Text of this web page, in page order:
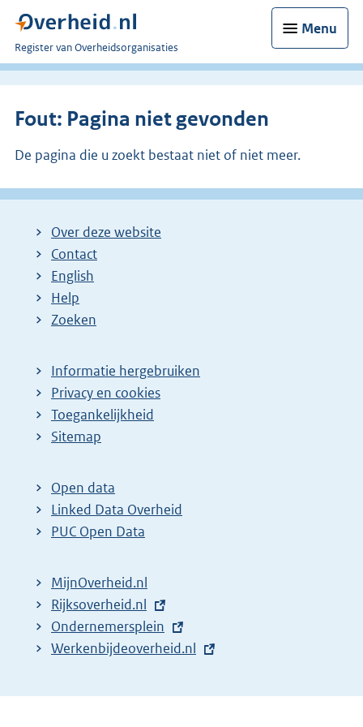
Menu
U
bent
Register van Overheidsorganisaties
Fout: Pagina niet gevonden
De pagina die u zoekt bestaat niet of niet meer.
Over deze website
Contact
English
Help
Zoeken
Informatie hergebruiken
Privacy en cookies
Toegankelijkheid
Sitemap
Open data
Linked Data Overheid
PUC Open Data
MijnOverheid.nl
E
x
t
r
Rijksoverheid.nl
E
x
e
Ondernemersplein
E
t
Werkenbijdeoverheid.nl